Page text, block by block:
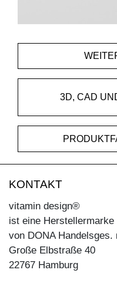
3D, CAD
KONTAKT
vitamin design®
ist eine Herstellermarke
von DONA Handelsges.
Große Elbstraße 40
22767 Hamburg